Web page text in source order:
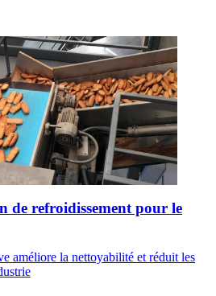
de refroidissement pour le
améliore la nettoyabilité et réduit les